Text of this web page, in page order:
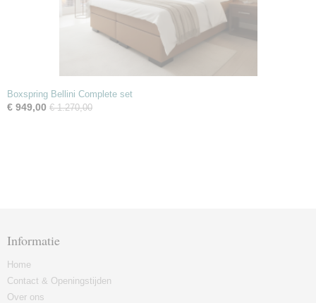
Boxspring Bellini Complete set
€ 949,00 € 1.270,00
Informatie
Home
Contact & Openingstijden
Over ons